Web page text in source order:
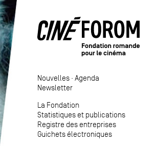
Nouvelles · Agenda
Newsletter
La Fondation
Statistiques et publications
Registre des entreprises
Guichets électroniques